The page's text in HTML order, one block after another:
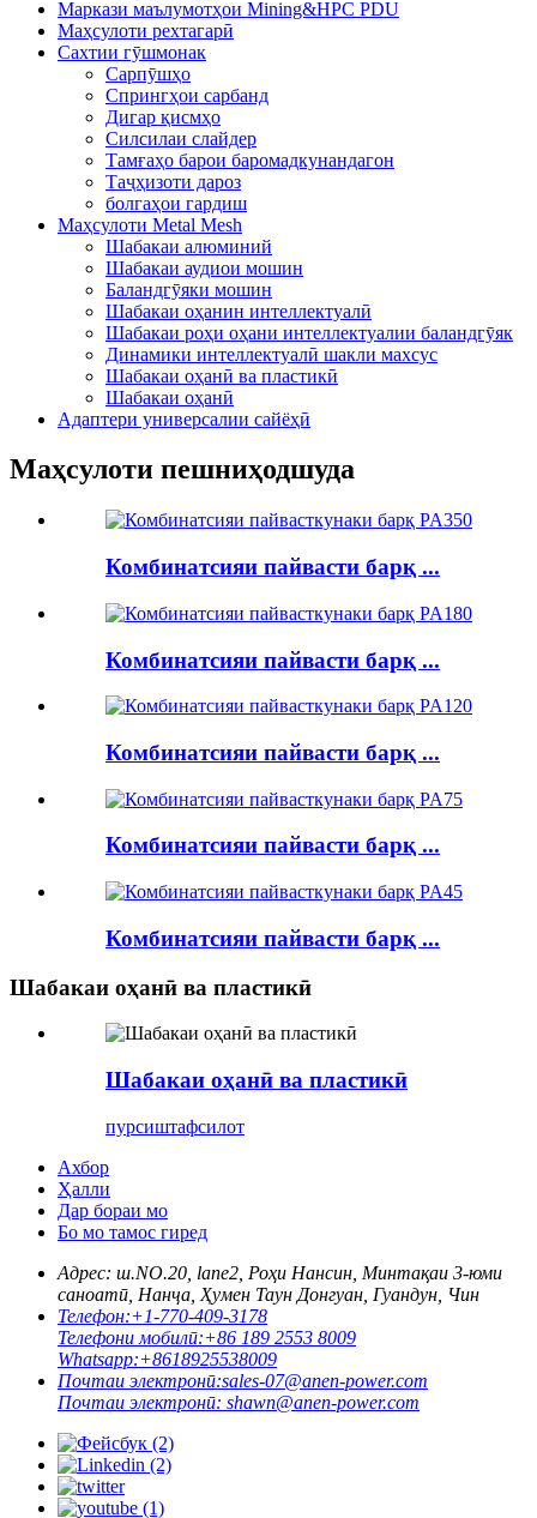
Маркази маълумотҳои Mining&HPC PDU
Маҳсулоти рехтагарӣ
Сахтии гӯшмонак
Сарпӯшҳо
Спрингҳои сарбанд
Дигар қисмҳо
Силсилаи слайдер
Тамғаҳо барои баромадкунандагон
Таҷҳизоти дароз
болгаҳои гардиш
Маҳсулоти Metal Mesh
Шабакаи алюминий
Шабакаи аудиои мошин
Баландгӯяки мошин
Шабакаи оҳанин интеллектуалӣ
Шабакаи роҳи оҳани интеллектуалии баландгӯяк
Динамики интеллектуалӣ шакли махсус
Шабакаи оҳанӣ ва пластикӣ
Шабакаи оҳанӣ
Адаптери универсалии сайёҳӣ
Маҳсулоти пешниҳодшуда
Комбинатсияи пайвасти барқ ​​...
Комбинатсияи пайвасти барқ ​​...
Комбинатсияи пайвасти барқ ​​...
Комбинатсияи пайвасти барқ ​​...
Комбинатсияи пайвасти барқ ​​...
Шабакаи оҳанӣ ва пластикӣ
Шабакаи оҳанӣ ва пластикӣ
пурсиштафсилот
Ахбор
Ҳалли
Дар бораи мо
Бо мо тамос гиред
Адрес: ш.NO.20, lane2, Роҳи Нансин, Минтақаи 3-юми
саноатӣ, Нанҷа, Ҳумен Таун Донгуан, Гуандун, Чин
Телефон:+1-770-409-3178
Телефони мобилӣ:+86 189 2553 8009
Whatsapp:+8618925538009
Почтаи электронӣ:sales-07@anen-power.com
Почтаи электронӣ: shawn@anen-power.com